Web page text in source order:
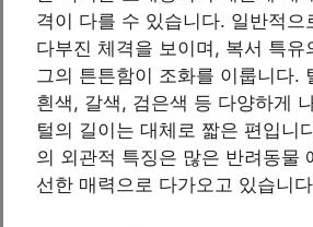
격이 다를 수 있습니다. 일반적으
다부진 체격을 보이며, 복서 특유
그의 튼튼함이 조화를 이룹니다.
흰색, 갈색, 검은색 등 다양하게
털의 길이는 대체로 짧은 편입니
의 외관적 특징은 많은 반려동물
선한 매력으로 다가오고 있습니